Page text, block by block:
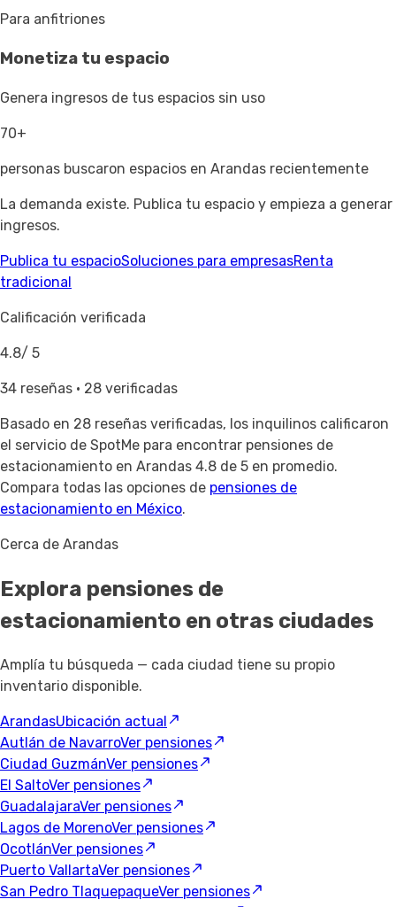
Para anfitriones
Monetiza tu espacio
Genera ingresos de tus espacios sin uso
70+
personas buscaron espacios en Arandas recientemente
La demanda existe. Publica tu espacio y empieza a generar
ingresos.
Publica tu espacioSoluciones para empresasRenta
tradicional
Calificación verificada
4.8/ 5
34 reseñas · 28 verificadas
Basado en 28 reseñas verificadas, los inquilinos calificaron
el servicio de SpotMe para encontrar pensiones de
estacionamiento en Arandas 4.8 de 5 en promedio.
Compara todas las opciones de pensiones de
estacionamiento en México.
Cerca de Arandas
Explora pensiones de
estacionamiento en otras ciudades
Amplía tu búsqueda — cada ciudad tiene su propio
inventario disponible.
ArandasUbicación actual
Autlán de NavarroVer pensiones
Ciudad GuzmánVer pensiones
El SaltoVer pensiones
GuadalajaraVer pensiones
Lagos de MorenoVer pensiones
OcotlánVer pensiones
Puerto VallartaVer pensiones
San Pedro TlaquepaqueVer pensiones